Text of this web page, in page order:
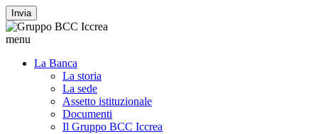
Invia
menu
La Banca
La storia
La sede
Assetto istituzionale
Documenti
Il Gruppo BCC Iccrea